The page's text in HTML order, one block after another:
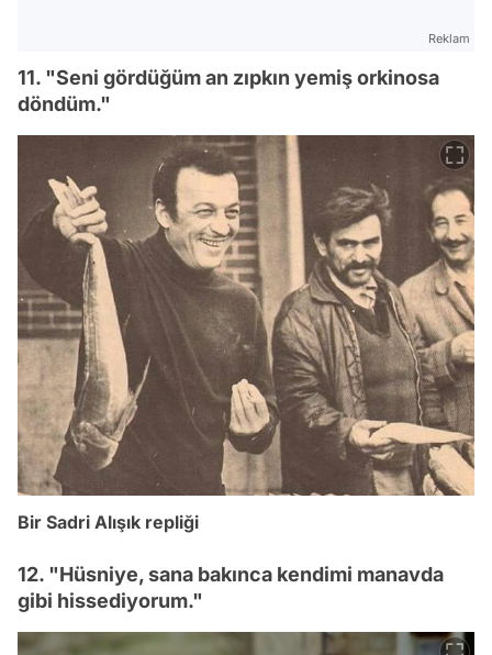
Reklam
11. "Seni gördüğüm an zıpkın yemiş orkinosa
döndüm."
Bir Sadri Alışık repliği
12. "Hüsniye, sana bakınca kendimi manavda
gibi hissediyorum."